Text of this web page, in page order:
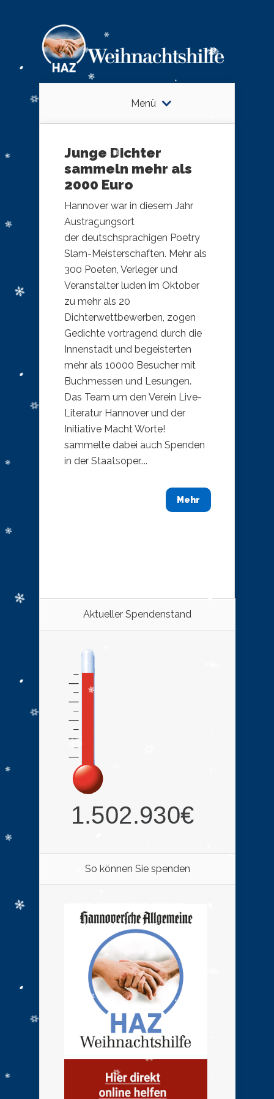
Menü
Junge Dichter
sammeln mehr als
2000 Euro
Hannover war in diesem Jahr
Austragungsort
der deutschsprachigen Poetry
Slam-Meisterschaften. Mehr als
300 Poeten, Verleger und
Veranstalter luden im Oktober
zu mehr als 20
Dichterwettbewerben, zogen
Gedichte vortragend durch die
Innenstadt und begeisterten
mehr als 10000 Besucher mit
Buchmessen und Lesungen.
Das Team um den Verein Live-
Literatur Hannover und der
Initiative Macht Worte!
sammelte dabei auch Spenden
in der Staatsoper....
Mehr
Aktueller Spendenstand
So können Sie spenden